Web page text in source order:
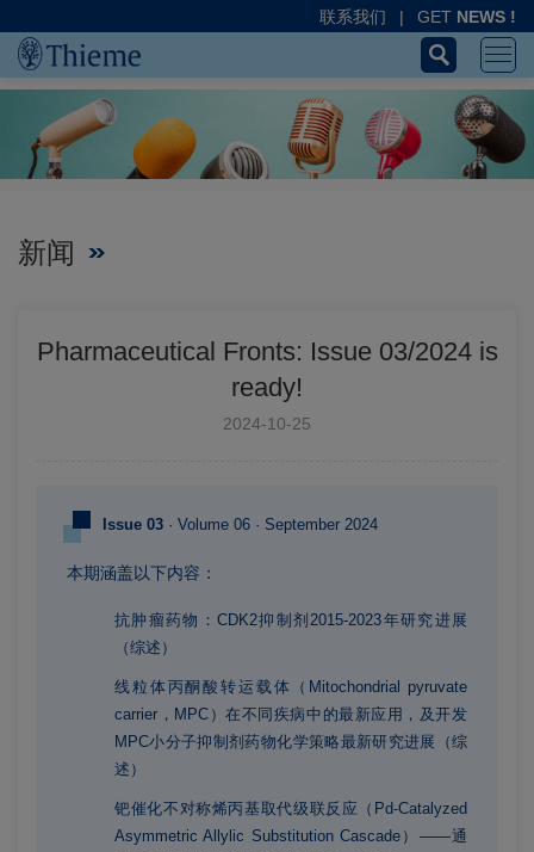
联系我们 | GET NEWS !
新闻
Pharmaceutical Fronts: Issue 03/2024 is
ready!
2024-10-25
Issue 03 · Volume 06 · September 2024
本期涵盖以下内容：
抗肿瘤药物：CDK2抑制剂2015-2023年研究进展
（综述）
线粒体丙酮酸转运载体（Mitochondrial pyruvate
carrier，MPC）在不同疾病中的最新应用，及开发
MPC小分子抑制剂药物化学策略最新研究进展（综
述）
钯催化不对称烯丙基取代级联反应（Pd-Catalyzed
Asymmetric Allylic Substitution Cascade）——通